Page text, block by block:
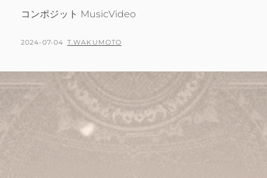
コンポジット MusicVideo
POSTED
2024-07-04 BY
T.WAKUMOTO